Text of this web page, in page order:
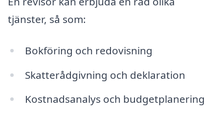
tjänster, så som:
Bokföring och redovisning
Skatterådgivning och deklaration
Kostnadsanalys och budgetplanering